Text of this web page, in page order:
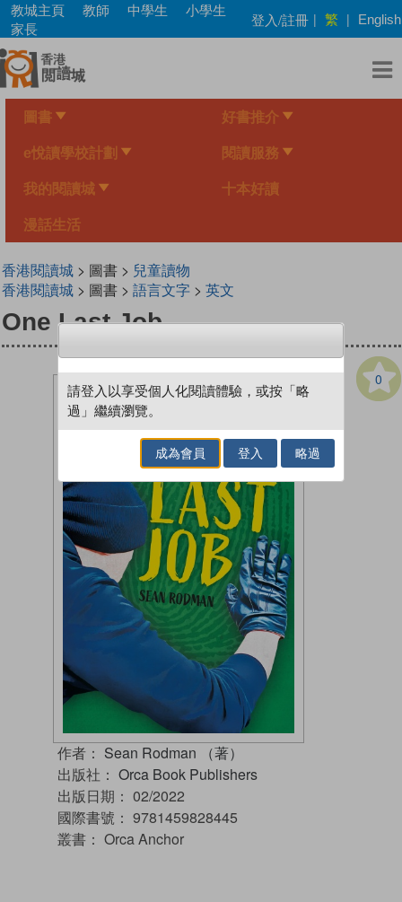
Skip
main
content
教城主頁 教師 中學生
小學生
家長
登入/註冊 | 繁 | English
圖書 好書推介
e悅讀學校計劃 閱讀服務
我的閱讀城 十本好讀
漫話生活
香港閱讀城> 圖書 > 兒童讀物
香港閱讀城> 圖書 > 語言文字> 英文
One Last Job
0
作者： Sean Rodman （著）
出版社： Orca Book Publishers
出版日期： 02/2022
國際書號： 9781459828445
叢書： Orca Anchor
請登入以享受個人化閱讀體驗，或按「略
過」繼續瀏覽。
成為會員 登入 略過